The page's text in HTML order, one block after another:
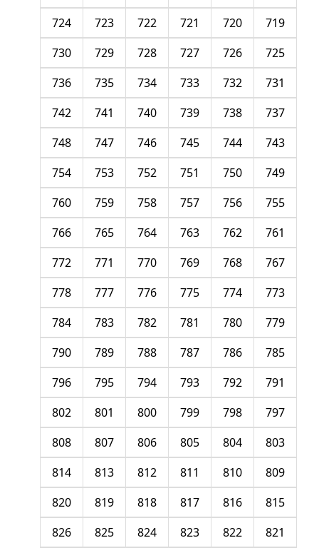
719
720
721
722
723
724
725
726
727
728
729
730
731
732
733
734
735
736
737
738
739
740
741
742
743
744
745
746
747
748
749
750
751
752
753
754
755
756
757
758
759
760
761
762
763
764
765
766
767
768
769
770
771
772
773
774
775
776
777
778
779
780
781
782
783
784
785
786
787
788
789
790
791
792
793
794
795
796
797
798
799
800
801
802
803
804
805
806
807
808
809
810
811
812
813
814
815
816
817
818
819
820
821
822
823
824
825
826